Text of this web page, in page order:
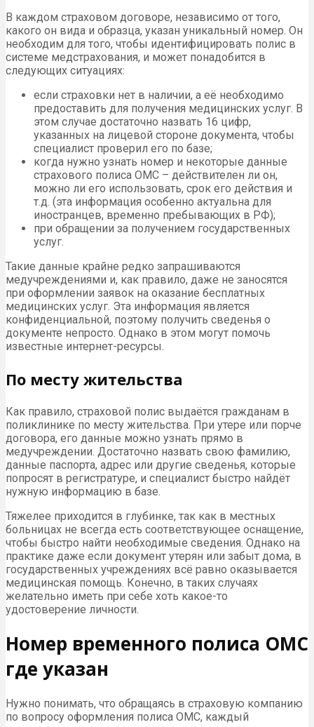
В каждом страховом договоре, независимо от того,
какого он вида и образца, указан уникальный номер. Он
необходим для того, чтобы идентифицировать полис в
системе медстрахования, и может понадобится в
следующих ситуациях:
если страховки нет в наличии, а её необходимо
предоставить для получения медицинских услуг. В
этом случае достаточно назвать 16 цифр,
указанных на лицевой стороне документа, чтобы
специалист проверил его по базе;
когда нужно узнать номер и некоторые данные
страхового полиса ОМС – действителен ли он,
можно ли его использовать, срок его действия и
т.д. (эта информация особенно актуальна для
иностранцев, временно пребывающих в РФ);
при обращении за получением государственных
услуг.
Такие данные крайне редко запрашиваются
медучреждениями и, как правило, даже не заносятся
при оформлении заявок на оказание бесплатных
медицинских услуг. Эта информация является
конфиденциальной, поэтому получить сведенья о
документе непросто. Однако в этом могут помочь
известные интернет-ресурсы.
По месту жительства
Как правило, страховой полис выдаётся гражданам в
поликлинике по месту жительства. При утере или порче
договора, его данные можно узнать прямо в
медучреждении. Достаточно назвать свою фамилию,
данные паспорта, адрес или другие сведенья, которые
попросят в регистратуре, и специалист быстро найдёт
нужную информацию в базе.
Тяжелее приходится в глубинке, так как в местных
больницах не всегда есть соответствующее оснащение,
чтобы быстро найти необходимые сведения. Однако на
практике даже если документ утерян или забыт дома, в
государственных учреждениях всё равно оказывается
медицинская помощь. Конечно, в таких случаях
желательно иметь при себе хоть какое-то
удостоверение личности.
Номер временного полиса ОМС
где указан
Нужно понимать, что обращаясь в страховую компанию
по вопросу оформления полиса ОМС, каждый